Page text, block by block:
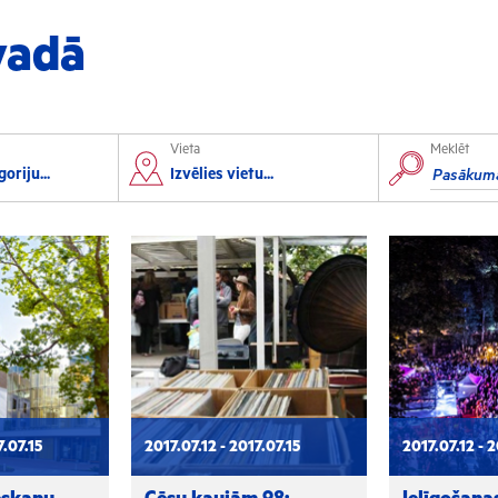
sports
sports
Radošās darbnīcas
Lekcijas
Vieta
Izvēlies vietu...
Meklēt
2017.07.12 - 2017.07.15 2017.07.12 -